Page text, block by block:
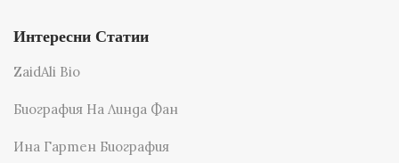
Интересни Статии
ZaidAli Bio
Биография На Линда Фан
Ина Гартен Биография